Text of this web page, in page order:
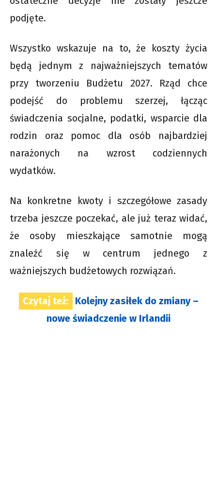
podjęte.
Wszystko wskazuje na to, że koszty życia
będą jednym z najważniejszych tematów
przy tworzeniu Budżetu 2027. Rząd chce
podejść do problemu szerzej, łącząc
świadczenia socjalne, podatki, wsparcie dla
rodzin oraz pomoc dla osób najbardziej
narażonych na wzrost codziennych
wydatków.
Na konkretne kwoty i szczegółowe zasady
trzeba jeszcze poczekać, ale już teraz widać,
że osoby mieszkające samotnie mogą
znaleźć się w centrum jednego z
ważniejszych budżetowych rozwiązań.
Czytaj też:
Kolejny zasiłek do zmiany –
nowe świadczenie w Irlandii